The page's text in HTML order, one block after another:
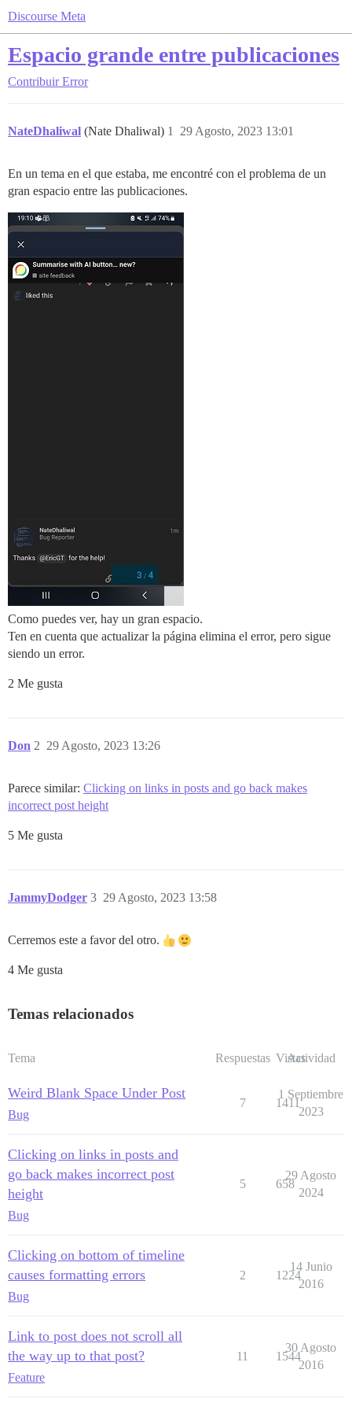
Discourse Meta
Espacio grande entre publicaciones
Contribuir Error
NateDhaliwal (Nate Dhaliwal) 29 Agosto, 2023 13:01
1
En un tema en el que estaba, me encontré con el problema de un
gran espacio entre las publicaciones.
Como puedes ver, hay un gran espacio.
Ten en cuenta que actualizar la página elimina el error, pero sigue
siendo un error.
2 Me gusta
Don 29 Agosto, 2023 13:26
2
Parece similar: Clicking on links in posts and go back makes
incorrect post height
5 Me gusta
JammyDodger 29 Agosto, 2023 13:58
3
Cerremos este a favor del otro.
4 Me gusta
Temas relacionados
Tema Respuestas Vistas
Actividad
Weird Blank Space Under Post
Bug
7 1411
1 Septiembre
2023
Clicking on links in posts and
go back makes incorrect post
height
Bug
5 658
29 Agosto
2024
Clicking on bottom of timeline
causes formatting errors
Bug
2 1224
14 Junio
2016
Link to post does not scroll all
the way up to that post?
Feature
11 1544
30 Agosto
2016